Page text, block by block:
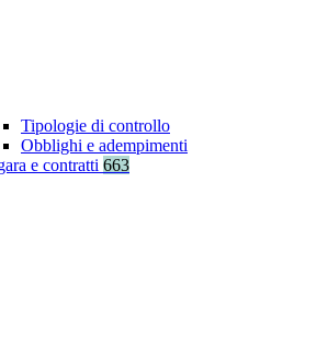
Tipologie di controllo
Obblighi e adempimenti
e contratti 663